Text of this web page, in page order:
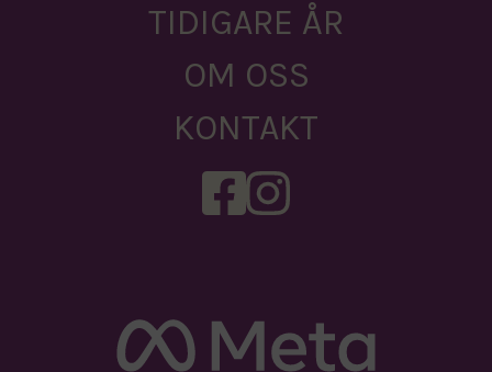
TIDIGARE ÅR
OM OSS
KONTAKT